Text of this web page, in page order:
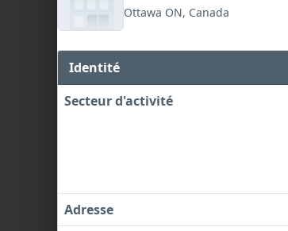
Ottawa ON, Canada
Identité
Secteur d'activité
Adresse